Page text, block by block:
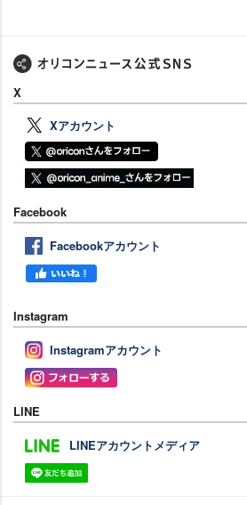
X
Xアカウント
Facebook
Facebookアカウント
Instagram
Instagramアカウント
LINE
LINEアカウントメディア